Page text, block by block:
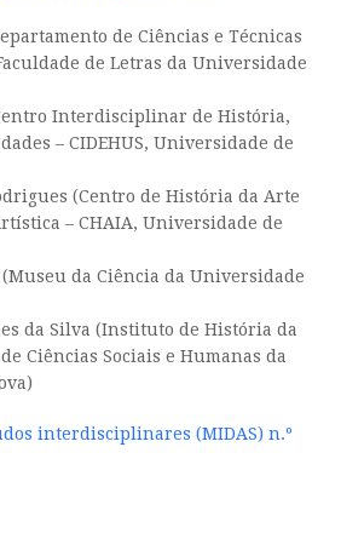
de Ciências e Técnicas
de Letras da Universidade
Interdisciplinar de História,
–CIDEHUS, Universidade de
(Centro de História da Arte
– CHAIA, Universidade de
da Ciência da Universidade
da Silva (Instituto de História da
Ciências Sociais e Humanas da
interdisciplinares (MIDAS) n.º